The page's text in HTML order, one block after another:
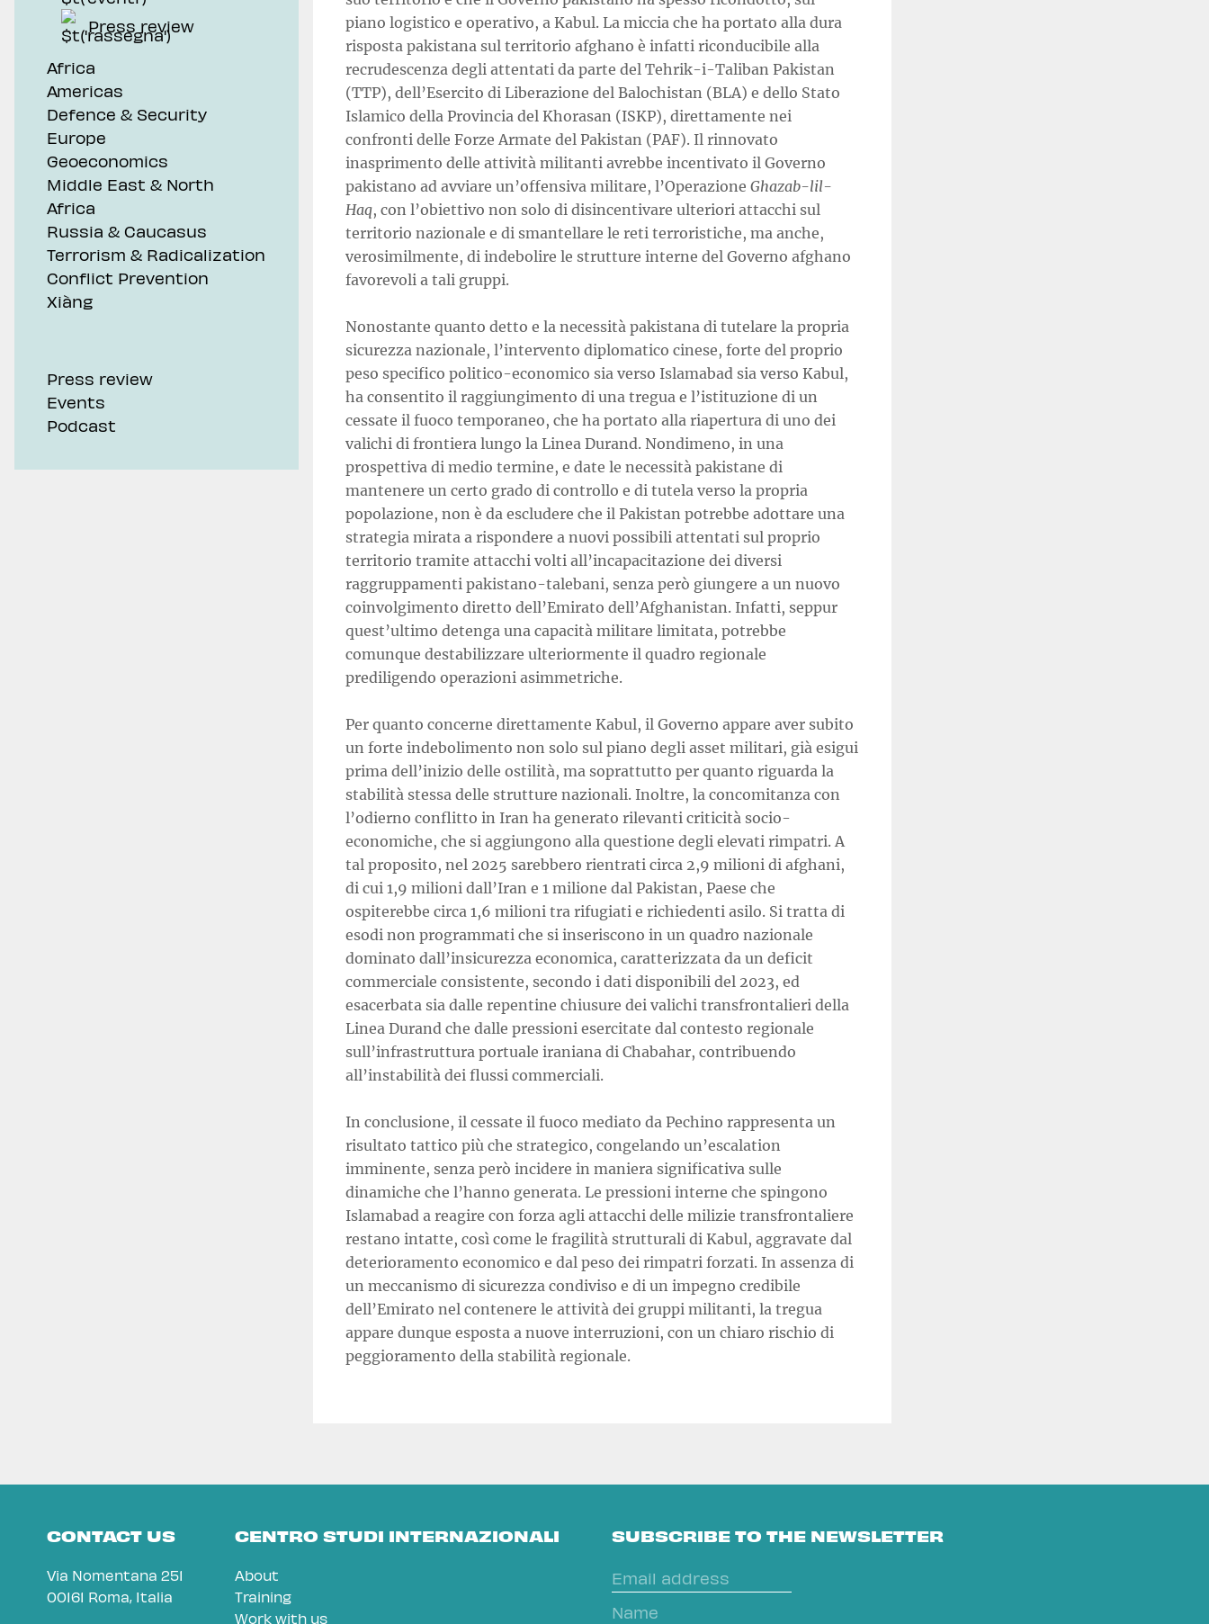
Press review
Africa
Americas
Defence & Security
Europe
Geoeconomics
Middle East & North
Africa
Russia & Caucasus
Terrorism & Radicalization
Conflict Prevention
Xiàng
Press review
Events
Podcast
piano logistico e operativo, a Kabul. La miccia che ha portato alla dura
risposta pakistana sul territorio afghano è infatti riconducibile alla
recrudescenza degli attentati da parte del Tehrik-i-Taliban Pakistan
(TTP), dell’Esercito di Liberazione del Balochistan (BLA) e dello Stato
Islamico della Provincia del Khorasan (ISKP), direttamente nei
confronti delle Forze Armate del Pakistan (PAF). Il rinnovato
inasprimento delle attività militanti avrebbe incentivato il Governo
pakistano ad avviare un’offensiva militare, l’Operazione Ghazab-lil-
Haq, con l’obiettivo non solo di disincentivare ulteriori attacchi sul
territorio nazionale e di smantellare le reti terroristiche, ma anche,
verosimilmente, di indebolire le strutture interne del Governo afghano
favorevoli a tali gruppi.
Nonostante quanto detto e la necessità pakistana di tutelare la propria
sicurezza nazionale, l’intervento diplomatico cinese, forte del proprio
peso specifico politico-economico sia verso Islamabad sia verso Kabul,
ha consentito il raggiungimento di una tregua e l’istituzione di un
cessate il fuoco temporaneo, che ha portato alla riapertura di uno dei
valichi di frontiera lungo la Linea Durand. Nondimeno, in una
prospettiva di medio termine, e date le necessità pakistane di
mantenere un certo grado di controllo e di tutela verso la propria
popolazione, non è da escludere che il Pakistan potrebbe adottare una
strategia mirata a rispondere a nuovi possibili attentati sul proprio
territorio tramite attacchi volti all’incapacitazione dei diversi
raggruppamenti pakistano-talebani, senza però giungere a un nuovo
coinvolgimento diretto dell’Emirato dell’Afghanistan. Infatti, seppur
quest’ultimo detenga una capacità militare limitata, potrebbe
comunque destabilizzare ulteriormente il quadro regionale
prediligendo operazioni asimmetriche.
Per quanto concerne direttamente Kabul, il Governo appare aver subito
un forte indebolimento non solo sul piano degli asset militari, già esigui
prima dell’inizio delle ostilità, ma soprattutto per quanto riguarda la
stabilità stessa delle strutture nazionali. Inoltre, la concomitanza con
l’odierno conflitto in Iran ha generato rilevanti criticità socio-
economiche, che si aggiungono alla questione degli elevati rimpatri. A
tal proposito, nel 2025 sarebbero rientrati circa 2,9 milioni di afghani,
di cui 1,9 milioni dall’Iran e 1 milione dal Pakistan, Paese che
ospiterebbe circa 1,6 milioni tra rifugiati e richiedenti asilo. Si tratta di
esodi non programmati che si inseriscono in un quadro nazionale
dominato dall’insicurezza economica, caratterizzata da un deficit
commerciale consistente, secondo i dati disponibili del 2023, ed
esacerbata sia dalle repentine chiusure dei valichi transfrontalieri della
Linea Durand che dalle pressioni esercitate dal contesto regionale
sull’infrastruttura portuale iraniana di Chabahar, contribuendo
all’instabilità dei flussi commerciali.
In conclusione, il cessate il fuoco mediato da Pechino rappresenta un
risultato tattico più che strategico, congelando un’escalation
imminente, senza però incidere in maniera significativa sulle
dinamiche che l’hanno generata. Le pressioni interne che spingono
Islamabad a reagire con forza agli attacchi delle milizie transfrontaliere
restano intatte, così come le fragilità strutturali di Kabul, aggravate dal
deterioramento economico e dal peso dei rimpatri forzati. In assenza di
un meccanismo di sicurezza condiviso e di un impegno credibile
dell’Emirato nel contenere le attività dei gruppi militanti, la tregua
appare dunque esposta a nuove interruzioni, con un chiaro rischio di
peggioramento della stabilità regionale.
CONTACT US
Via Nomentana 251
00161 Roma, Italia
CENTRO STUDI INTERNAZIONALI
About
Training
Work with us
SUBSCRIBE TO THE NEWSLETTER